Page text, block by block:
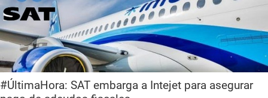
#ÚltimaHora: SAT embarga a Intejet para asegurar